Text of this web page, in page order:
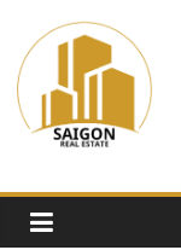
content